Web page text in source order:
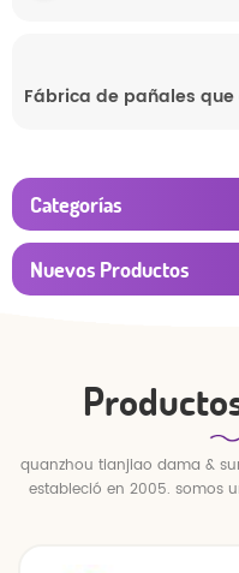
Categorías
Nuevos Productos
quanzhou tianjiao dama &
estableció en 2005. somos